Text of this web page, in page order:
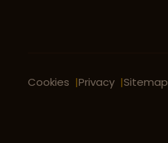
Cookies Privacy Sitemap